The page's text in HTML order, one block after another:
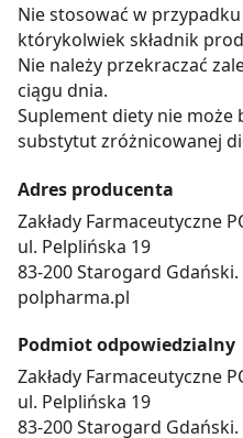
Nie stosować w
którykolwiek składnik
Nie należy przekraczać
ciągu dnia.
Suplement diety nie może
substytut zróżnicowanej
Adres producenta
Zakłady Farmaceutyczne
ul. Pelplińska 19
83-200 Starogard Gdański.
polpharma.pl
Podmiot odpowiedzialny
Zakłady Farmaceutyczne
ul. Pelplińska 19
83-200 Starogard Gdański.